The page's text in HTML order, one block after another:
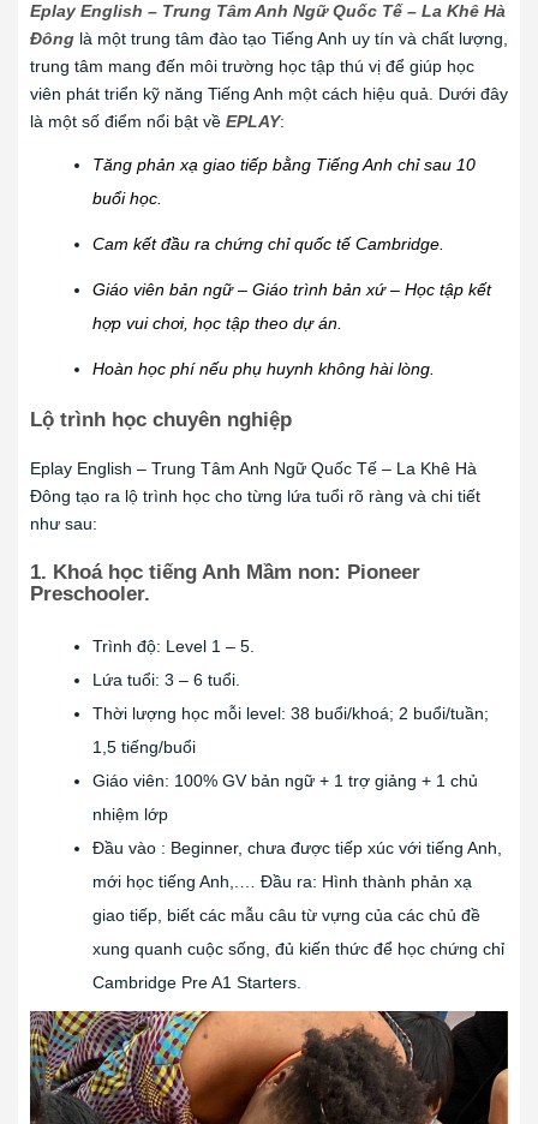
Eplay English – Trung Tâm Anh Ngữ Quốc Tế – La Khê Hà
Đông là một trung tâm đào tạo Tiếng Anh uy tín và chất lượng,
trung tâm mang đến môi trường học tập thú vị để giúp học
viên phát triển kỹ năng Tiếng Anh một cách hiệu quả. Dưới đây
là một số điểm nổi bật về EPLAY:
Tăng phản xạ giao tiếp bằng Tiếng Anh chỉ sau 10
buổi học.
Cam kết đầu ra chứng chỉ quốc tế Cambridge.
Giáo viên bản ngữ – Giáo trình bản xứ – Học tập kết
hợp vui chơi, học tập theo dự án.
Hoàn học phí nếu phụ huynh không hài lòng.
Lộ trình học chuyên nghiệp
Eplay English – Trung Tâm Anh Ngữ Quốc Tế – La Khê Hà
Đông tạo ra lộ trình học cho từng lứa tuổi rõ ràng và chi tiết
như sau:
1. Khoá học tiếng Anh Mầm non: Pioneer
Preschooler.
Trình độ: Level 1 – 5.
Lứa tuổi: 3 – 6 tuổi.
Thời lượng học mỗi level: 38 buổi/khoá; 2 buổi/tuần;
1,5 tiếng/buổi
Giáo viên: 100% GV bản ngữ + 1 trợ giảng + 1 chủ
nhiệm lớp
Đầu vào : Beginner, chưa được tiếp xúc với tiếng Anh,
mới học tiếng Anh,.… Đầu ra: Hình thành phản xạ
giao tiếp, biết các mẫu câu từ vựng của các chủ đề
xung quanh cuộc sống, đủ kiến thức để học chứng chỉ
Cambridge Pre A1 Starters.